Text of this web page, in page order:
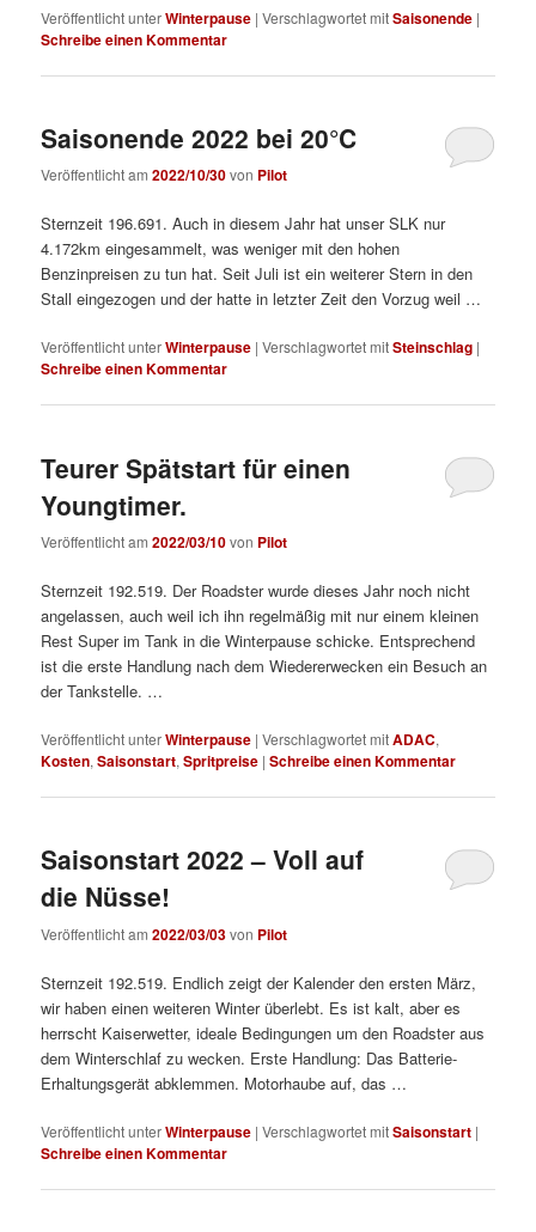
Veröffentlicht unterWinterpause |Verschlagwortet mitSaisonende |
Schreibe einen Kommentar
Saisonende 2022 bei 20°C
Veröffentlicht am2022/10/30von Pilot
Sternzeit 196.691. Auch in diesem Jahr hat unser SLK nur
4.172km eingesammelt, was weniger mit den hohen
Benzinpreisen zu tun hat. Seit Juli ist ein weiterer Stern in den
Stall eingezogen und der hatte in letzter Zeit den Vorzug weil …
Veröffentlicht unterWinterpause |Verschlagwortet mitSteinschlag |
Schreibe einen Kommentar
Teurer Spätstart für einen
Youngtimer.
Veröffentlicht am2022/03/10von Pilot
Sternzeit 192.519. Der Roadster wurde dieses Jahr noch nicht
angelassen, auch weil ich ihn regelmäßig mit nur einem kleinen
Rest Super im Tank in die Winterpause schicke. Entsprechend
ist die erste Handlung nach dem Wiedererwecken ein Besuch an
der Tankstelle. …
Veröffentlicht unterWinterpause |Verschlagwortet mitADAC,
Kosten,Saisonstart,Spritpreise |Schreibe einen Kommentar
Saisonstart 2022 – Voll auf
die Nüsse!
Veröffentlicht am2022/03/03von Pilot
Sternzeit 192.519. Endlich zeigt der Kalender den ersten März,
wir haben einen weiteren Winter überlebt. Es ist kalt, aber es
herrscht Kaiserwetter, ideale Bedingungen um den Roadster aus
dem Winterschlaf zu wecken. Erste Handlung: Das Batterie-
Erhaltungsgerät abklemmen. Motorhaube auf, das …
Veröffentlicht unterWinterpause |Verschlagwortet mitSaisonstart |
Schreibe einen Kommentar